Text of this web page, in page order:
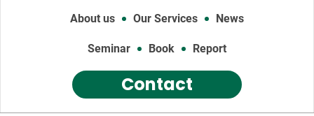
About us Our Services News
Seminar Book Report
Contact